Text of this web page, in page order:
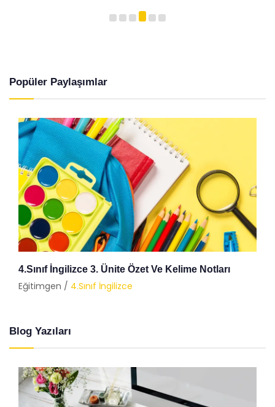
Popüler Paylaşımlar
4.Sınıf İngilizce 3. Ünite Özet Ve Kelime Notları
Eğitimgen / 4.Sınıf İngilizce
Blog Yazıları